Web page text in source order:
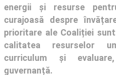
energii și resurse
curajoasă despre
prioritare ale Coaliției
calitatea resurselor
curriculum și
guvernanță.